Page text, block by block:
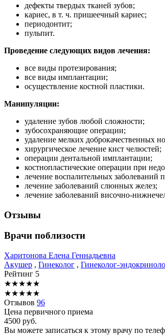
дефекты твердых тканей зубов;
кариес, в т. ч. пришеечный кариес;
периодонтит;
пульпит.
Проведение следующих видов лечения:
все виды протезирования;
все виды имплантации;
осуществление костной пластики.
Манипуляции:
удаление зубов любой сложности;
зубосохраняющие операции;
удаление мелких доброкачественных
хирургическое лечение кист челюстей;
операции дентальной имплантации;
костнопластические операции при
лечение воспалительных заболеваний
лечение заболеваний слюнных желез;
лечение заболеваний височно-
Отзывы
Врачи поблизости
Харитонова Елена Геннадьевна
Акушер , Гинеколог , Гинеколог-
Рейтинг 5
★★★★★
★★★★★
Отзывов 96
Цена первичного приема
4500 руб.
Вы можете записаться к этому врачу по